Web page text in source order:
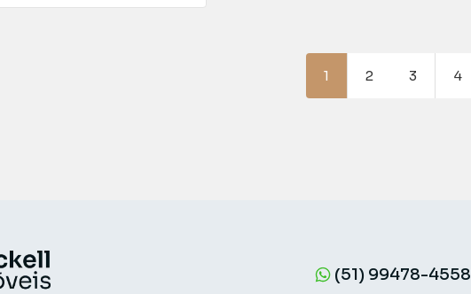
1 2 3 4
(51) 99478-4558